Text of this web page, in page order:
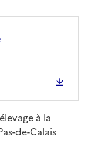
à la
de-Calais